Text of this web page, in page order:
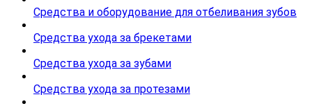
Средства и оборудование для отбеливания зубов
Средства ухода за брекетами
Средства ухода за зубами
Средства ухода за протезами